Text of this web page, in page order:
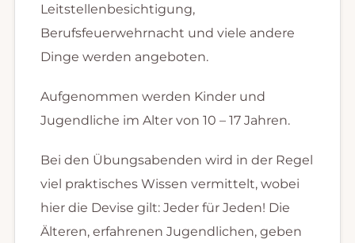
Leitstellenbesichtigung,
Berufsfeuerwehrnacht und viele andere
Dinge werden angeboten.
Aufgenommen werden Kinder und
Jugendliche im Alter von 10 – 17 Jahren.
Bei den Übungsabenden wird in der Regel
viel praktisches Wissen vermittelt, wobei
hier die Devise gilt: Jeder für Jeden! Die
Älteren, erfahrenen Jugendlichen, geben